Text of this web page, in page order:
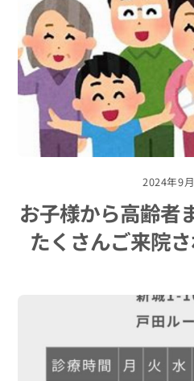
2024年9
お子様から高齢者
たくさんご来院